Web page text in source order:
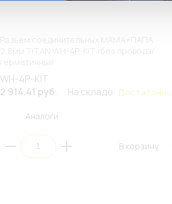
Разъем соединительных МАМА+ПАПА
2,8мм TITAN WH-4P-KIT /без провода/
WH-4P-KIT
2 914.41 руб.
На складе: Достаточно
Аналоги
В корзину